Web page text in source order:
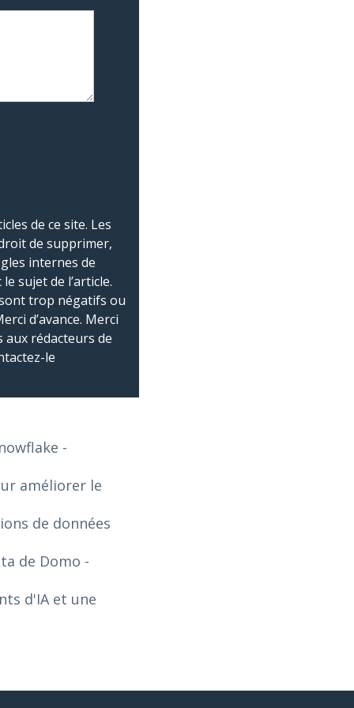
de ce site. Les
de supprimer,
internes de
sujet de l’article.
trop négatifs ou
d’avance. Merci
rédacteurs de
le
-
améliorer le
de données
de Domo -
d'IA et une